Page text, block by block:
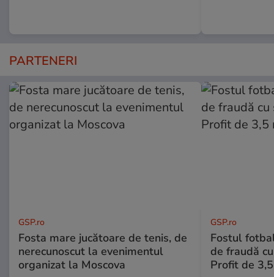
PARTENERI
GSP.ro
Fosta mare jucătoare de tenis, de
nerecunoscut la evenimentul
organizat la Moscova
GSP.ro
Fostul
de fraudă
Profit de